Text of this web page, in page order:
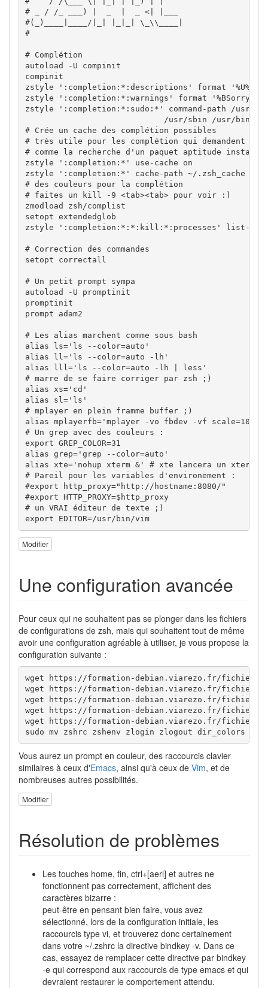
# _ / /_ ___) |  _  |  _ <| |___
#(_)____|____/|_| |_|_| \_\\____|
#
# Complétion
autoload
-U compinit
compinit
zstyle
':completion:*:descriptions' format
zstyle
':completion:*:warnings' format
'%BSorry,
zstyle
':completion:*:sudo:*' command-path /usr
/usr/sbin /usr/ bin
# Crée un cache des complétion possibles
# très utile pour les complétion qui demandent
# comme la recherche d'un paquet aptitude install
zstyle
':completion:*'
use-cache on
zstyle
':completion:*' cache-path ~/
# des couleurs pour la complétion
# faites un kill -9 <tab><tab> pour voir :)
zmodload zsh/complist
setopt extendedglob
zstyle
':completion:*:*:kill:*:processes' list-
# Correction des commandes
setopt correctall
# Un petit prompt sympa
autoload
-U promptinit
promptinit
prompt adam2
# Les alias marchent comme sous bash
alias
ls='ls --color=auto'
alias
ll='ls --color=auto -lh'
alias
lll='ls --color=auto -lh | less'
# marre de se faire corriger par zsh ;)
alias xs='cd'
alias
sl='ls'
# mplayer en plein framme buffer ;)
alias mplayerfb='mplayer -vo fbdev -vf
# Un grep avec des couleurs :
export GREP_COLOR=31
alias grep='grep --color=auto'
alias xte='nohup xterm &'
# xte lancera un xterm
# Pareil pour les variables d'environement :
#export http_proxy="http://hostname:8080/"
#export HTTP_PROXY=$http_proxy
# un VRAI éditeur de texte ;)
export
EDITOR=/usr/ bin/vim
Modifier
Une configuration avancée
Pour ceux qui ne souhaitent pas se plonger dans les fichiers
de configurations de zsh, mais qui souhaitent tout de même
avoir une configuration agréable à utiliser, je vous propose la
configuration suivante :
wget https://formation-debian.viarezo.fr/fichiers-
wget https://formation-debian.viarezo.fr/fichiers-
wget https://formation-debian.viarezo.fr/fichiers-
wget https://formation-debian.viarezo.fr/fichiers-
wget https://formation-debian.viarezo.fr/fichiers-
sudo mv zshrc zshenv zlogin zlogout dir_colors /
Vous aurez un prompt en couleur, des raccourcis clavier
similaires à ceux d'Emacs, ainsi qu'à ceux de Vim, et de
nombreuses autres possibilités.
Modifier
Résolution de problèmes
Les touches home, fin, ctrl+[aerl] et autres ne
fonctionnent pas correctement, affichent des
caractères bizarre :
peut-être en pensant bien faire, vous avez
sélectionné, lors de la configuration initiale, les
raccourcis type vi, et trouverez donc certainement
dans votre ~/.zshrc la directive bindkey -v. Dans ce
cas, essayez de remplacer cette directive par bindkey
-e qui correspond aux raccourcis de type emacs et qui
devraient restaurer le comportement attendu.